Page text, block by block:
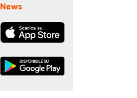
News